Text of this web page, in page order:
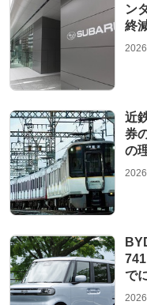
ン
終
近
券
の
で